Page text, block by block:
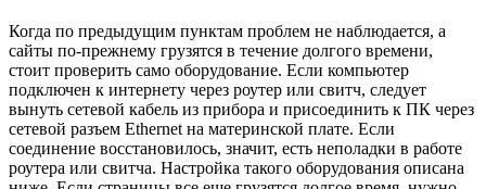
Когда по предыдущим пунктам проблем не наблюдается, а
сайты по-прежнему грузятся в течение долгого времени,
стоит проверить само оборудование. Если компьютер
подключен к интернету через роутер или свитч, следует
вынуть сетевой кабель из прибора и присоединить к ПК через
сетевой разъем Ethernet на материнской плате. Если
соединение восстановилось, значит, есть неполадки в работе
роутера или свитча. Настройка такого оборудования описана